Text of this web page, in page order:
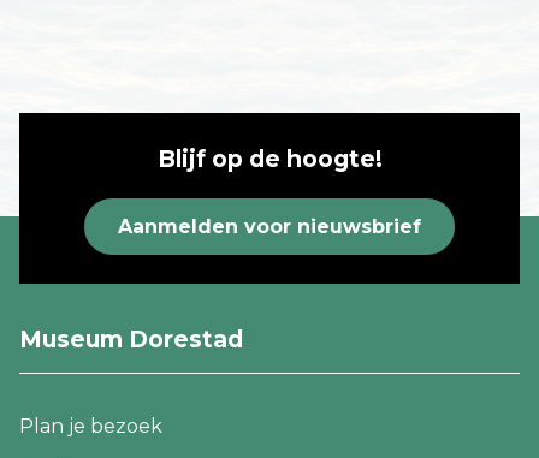
Blijf op de hoogte!
Aanmelden voor nieuwsbrief
Museum Dorestad
Footer
navigatie
Plan je bezoek